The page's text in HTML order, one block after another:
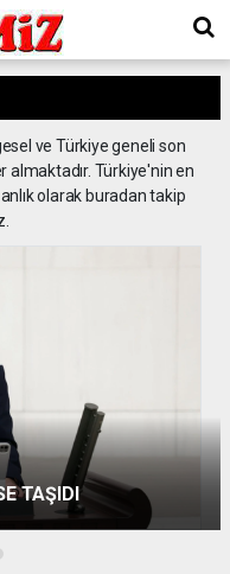
ve Türkiye geneli son
almaktadır. Türkiye'nin en
olarak buradan takip
TAŞIDI